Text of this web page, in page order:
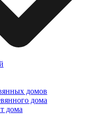
домов
дома
дома